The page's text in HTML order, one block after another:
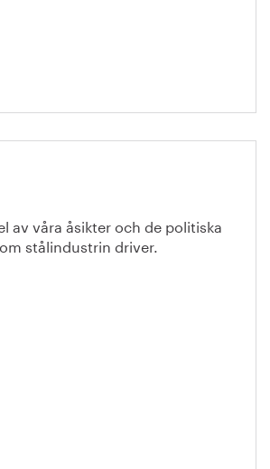
av våra åsikter och de politiska
stålindustrin driver.